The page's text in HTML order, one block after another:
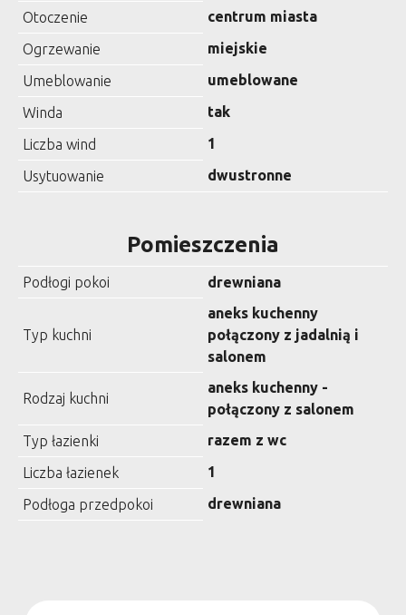
Otoczenie
centrum miasta
Ogrzewanie
miejskie
Umeblowanie
umeblowane
Winda
tak
Liczba wind
1
Usytuowanie
dwustronne
Pomieszczenia
Podłogi pokoi drewniana
Typ kuchni
aneks kuchenny
połączony z jadalnią i
salonem
Rodzaj kuchni
aneks kuchenny -
połączony z salonem
Typ łazienki
razem z wc
Liczba łazienek
1
Podłoga przedpokoi
drewniana